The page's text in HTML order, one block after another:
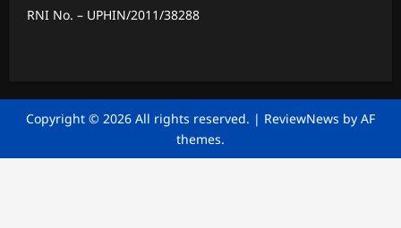
RNI No. – UPHIN/2011/38288
Copyright © 2026 All rights reserved. | ReviewNews by AF
themes.